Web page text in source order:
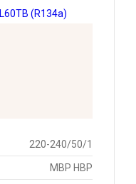
220-240/50/1
MBP HBP